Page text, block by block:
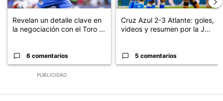
PUBLICIDAD
Revelan un detalle clave en
la negociación con el Toro ...
6 comentarios
Cruz Azul 2-3 Atlante: goles,
videos y resumen por la J...
5 comentarios